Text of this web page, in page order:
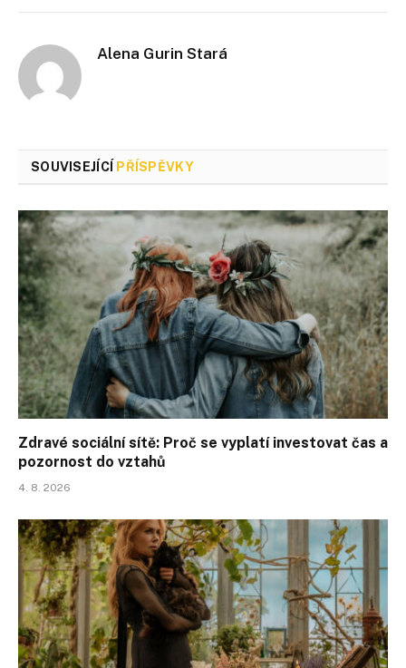
Alena Gurin Stará
SOUVISEJÍCÍ PŘÍSPĚVKY
Zdravé sociální sítě: Proč se vyplatí investovat čas a
pozornost do vztahů
4. 8. 2026